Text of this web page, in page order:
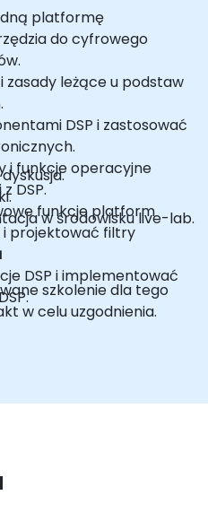
platformę
do cyfrowego
zasady leżące u podstaw
DSP i zastosować
i funkcje operacyjne
DSP.
funkcje platform
i projektować filtry
DSP i implementować
w środowisku live-lab.
szkolenie dla tego
w celu uzgodnienia.